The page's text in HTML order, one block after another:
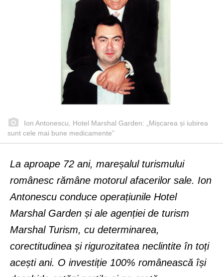
Ion Antonescu, Hotel Marshal Garden: „Mișcarea și iubirea
sunt cele mai bune medicamente”
La aproape 72 ani, mareșalul turismului
românesc rămâne motorul afacerilor sale. Ion
Antonescu conduce operațiunile Hotel
Marshal Garden și ale agenției de turism
Marshal Turism, cu determinarea,
corectitudinea și rigurozitatea neclintite în toți
acești ani. O investiție 100% românească își